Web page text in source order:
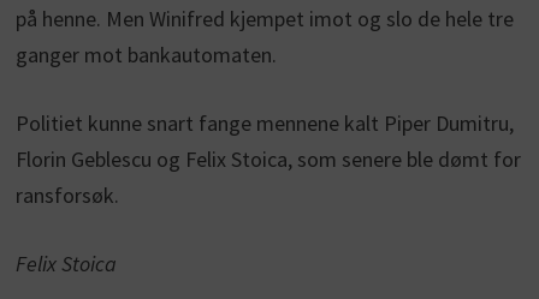
på henne. Men Winifred kjempet imot og slo de hele tre
ganger mot bankautomaten.
Politiet kunne snart fange mennene kalt Piper Dumitru,
Florin Geblescu og Felix Stoica, som senere ble dømt for
ransforsøk.
Felix Stoica